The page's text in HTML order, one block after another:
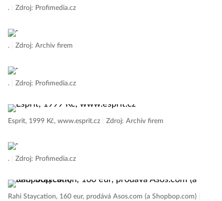
. Zdroj: Profimedia.cz
. Zdroj: Archiv firem
. Zdroj: Profimedia.cz
Esprit, 1999 Kč, www.esprit.cz Zdroj: Archiv firem
. Zdroj: Profimedia.cz
Rahi Staycation, 160 eur, prodává Asos.com (a Shopbop.com)